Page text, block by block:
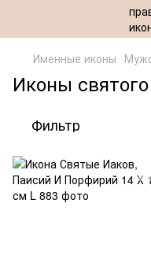
Именные иконы
Иконы
Фильтр